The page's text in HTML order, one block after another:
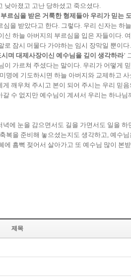
낮아졌고 고난 당하셨고 죽으셨다.
르심을 받은 거룩한 형제들아 우리가 믿는
을 받았다고 한다. 그렇다. 우리 신자는
하늘 아버지의 부르심을 입은 자들이다.
로 잠시 머물다 가야하는 임시 장막일 뿐이다.
며 대제사장이신 예수님을 깊이 생각하라’
가르쳐 주셨다는 말이다. 우리가 어떻게
명에 기도하시면 하늘 아버지와 교제하고
깨우쳐 주시고 본이 되어 주시는 우리 믿
수 없지만 예수님이 계셔서 우리는 하나
에 눈을 감으면서도 길을 가면서도 일을
을 준비해 놓으셨는지도 생각하고, 예수
흠뻑 젖어서 살아가고 또 예수님 많이 본
제목